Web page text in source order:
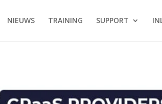
NIEUWS TRAINING SUPPORT